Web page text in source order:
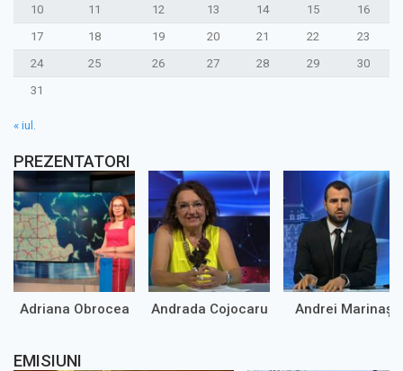
10
11 12 13 14 15
16
17
18 19 20 21 22
23
24
25 26 27 28 29
30
31
« iul.
PREZENTATORI
Adriana Obrocea Andrada Cojocaru Andrei Marinaș
EMISIUNI